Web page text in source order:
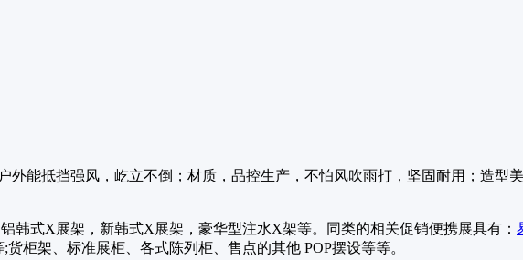
能抵挡强风，屹立不倒；材质，品控生产，不怕风吹雨打，坚固耐用；造型
韩式X展架，新韩式X展架，豪华型注水X架等。同类的相关促销便携展具有：
柜架、标准展柜、各式陈列柜、售点的其他 POP摆设等等。